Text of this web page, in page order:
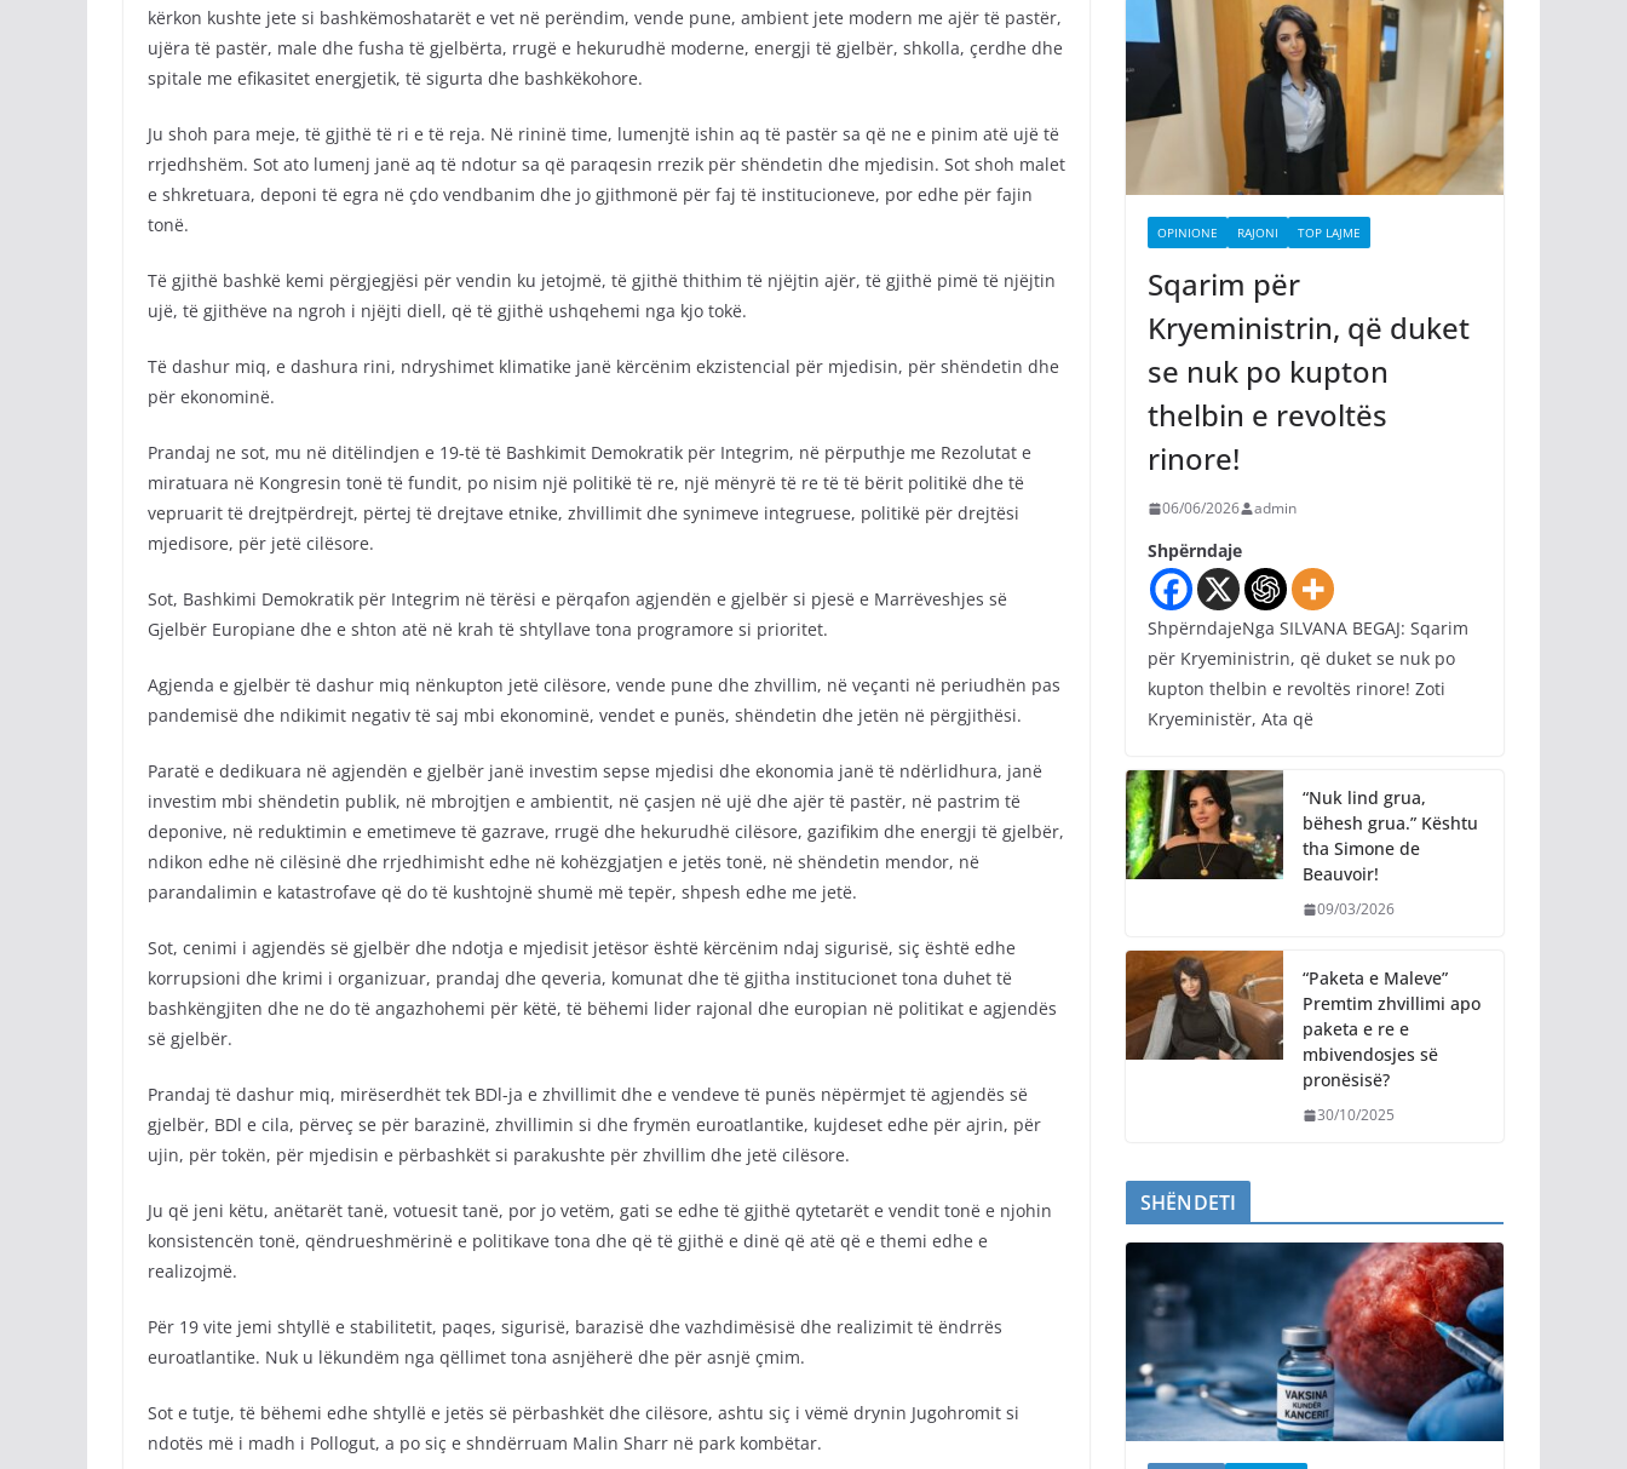
kërkon kushte jete si bashkëmoshatarët e vet në perëndim, vende pune, ambient jete modern me ajër të pastër,
ujëra të pastër, male dhe fusha të gjelbërta, rrugë e hekurudhë moderne, energji të gjelbër, shkolla, çerdhe dhe
spitale me efikasitet energjetik, të sigurta dhe bashkëkohore.
Ju shoh para meje, të gjithë të ri e të reja. Në rininë time, lumenjtë ishin aq të pastër sa që ne e pinim atë ujë të
rrjedhshëm. Sot ato lumenj janë aq të ndotur sa që paraqesin rrezik për shëndetin dhe mjedisin. Sot shoh malet
e shkretuara, deponi të egra në çdo vendbanim dhe jo gjithmonë për faj të institucioneve, por edhe për fajin
tonë.
Të gjithë bashkë kemi përgjegjësi për vendin ku jetojmë, të gjithë thithim të njëjtin ajër, të gjithë pimë të njëjtin
ujë, të gjithëve na ngroh i njëjti diell, që të gjithë ushqehemi nga kjo tokë.
Të dashur miq, e dashura rini, ndryshimet klimatike janë kërcënim ekzistencial për mjedisin, për shëndetin dhe
për ekonominë.
Prandaj ne sot, mu në ditëlindjen e 19-të të Bashkimit Demokratik për Integrim, në përputhje me Rezolutat e
miratuara në Kongresin tonë të fundit, po nisim një politikë të re, një mënyrë të re të të bërit politikë dhe të
vepruarit të drejtpërdrejt, përtej të drejtave etnike, zhvillimit dhe synimeve integruese, politikë për drejtësi
mjedisore, për jetë cilësore.
Sot, Bashkimi Demokratik për Integrim në tërësi e përqafon agjendën e gjelbër si pjesë e Marrëveshjes së
Gjelbër Europiane dhe e shton atë në krah të shtyllave tona programore si prioritet.
Agjenda e gjelbër të dashur miq nënkupton jetë cilësore, vende pune dhe zhvillim, në veçanti në periudhën pas
pandemisë dhe ndikimit negativ të saj mbi ekonominë, vendet e punës, shëndetin dhe jetën në përgjithësi.
Paratë e dedikuara në agjendën e gjelbër janë investim sepse mjedisi dhe ekonomia janë të ndërlidhura, janë
investim mbi shëndetin publik, në mbrojtjen e ambientit, në çasjen në ujë dhe ajër të pastër, në pastrim të
deponive, në reduktimin e emetimeve të gazrave, rrugë dhe hekurudhë cilësore, gazifikim dhe energji të gjelbër,
ndikon edhe në cilësinë dhe rrjedhimisht edhe në kohëzgjatjen e jetës tonë, në shëndetin mendor, në
parandalimin e katastrofave që do të kushtojnë shumë më tepër, shpesh edhe me jetë.
Sot, cenimi i agjendës së gjelbër dhe ndotja e mjedisit jetësor është kërcënim ndaj sigurisë, siç është edhe
korrupsioni dhe krimi i organizuar, prandaj dhe qeveria, komunat dhe të gjitha institucionet tona duhet të
bashkëngjiten dhe ne do të angazhohemi për këtë, të bëhemi lider rajonal dhe europian në politikat e agjendës
së gjelbër.
Prandaj të dashur miq, mirëserdhët tek BDl-ja e zhvillimit dhe e vendeve të punës nëpërmjet të agjendës së
gjelbër, BDl e cila, përveç se për barazinë, zhvillimin si dhe frymën euroatlantike, kujdeset edhe për ajrin, për
ujin, për tokën, për mjedisin e përbashkët si parakushte për zhvillim dhe jetë cilësore.
Ju që jeni këtu, anëtarët tanë, votuesit tanë, por jo vetëm, gati se edhe të gjithë qytetarët e vendit tonë e njohin
konsistencën tonë, qëndrueshmërinë e politikave tona dhe që të gjithë e dinë që atë që e themi edhe e
realizojmë.
Për 19 vite jemi shtyllë e stabilitetit, paqes, sigurisë, barazisë dhe vazhdimësisë dhe realizimit të ëndrrës
euroatlantike. Nuk u lëkundëm nga qëllimet tona asnjëherë dhe për asnjë çmim.
Sot e tutje, të bëhemi edhe shtyllë e jetës së përbashkët dhe cilësore, ashtu siç i vëmë drynin Jugohromit si
ndotës më i madh i Pollogut, a po siç e shndërruam Malin Sharr në park kombëtar.
OPINIONE RAJONI TOP LAJME
Sqarim për
Kryeministrin, që duket
se nuk po kupton
thelbin e revoltës
rinore!
06/06/2026 admin
Shpërndaje
ShpërndajeNga SILVANA BEGAJ: Sqarim
për Kryeministrin, që duket se nuk po
kupton thelbin e revoltës rinore! Zoti
Kryeministër, Ata që
“Nuk lind grua,
bëhesh grua.” Kështu
tha Simone de
Beauvoir!
09/03/2026
“Paketa e Maleve”
Premtim zhvillimi apo
paketa e re e
mbivendosjes së
pronësisë?
30/10/2025
SHËNDETI